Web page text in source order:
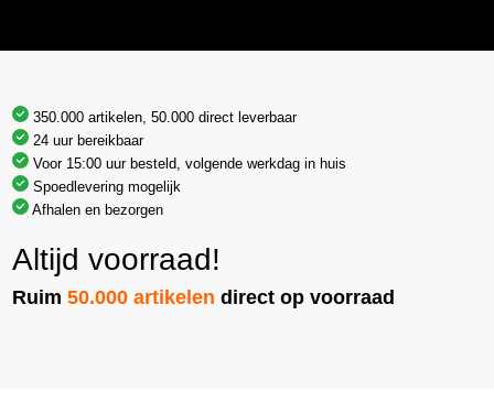
350.000 artikelen, 50.000 direct leverbaar
24 uur bereikbaar
Voor 15:00 uur besteld, volgende werkdag in huis
Spoedlevering mogelijk
Afhalen en bezorgen
Altijd voorraad!
Ruim50.000 artikelen direct op voorraad